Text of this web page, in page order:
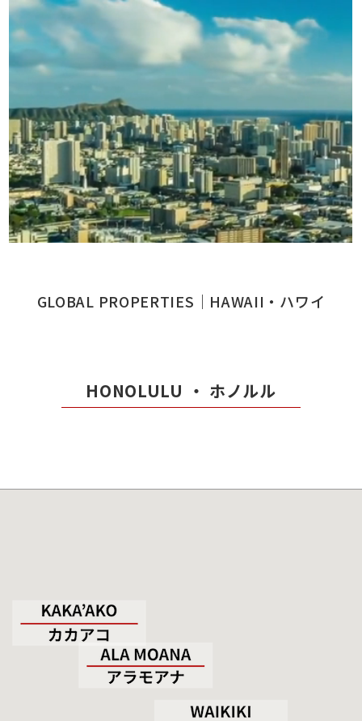
GLOBAL PROPERTIES｜HAWAII・ハワイ
HONOLULU ・ ホノルル